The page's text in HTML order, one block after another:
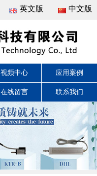
中文版
英文版
视频中心 应用案例
在线留言 联系我们